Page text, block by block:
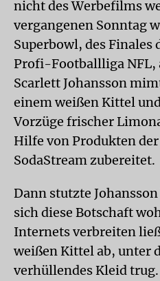
nicht des Werbefilms
vergangenen Sonntag
Superbowl, des
Profi-Footballliga NFL,
Scarlett Johansson
einem weißen Kittel
Vorzüge frischer
Hilfe von Produkten
SodaStream zubereitet.
Dann stutzte
sich diese Botschaft
Internets verbreiten
weißen Kittel ab, unter
verhüllendes Kleid